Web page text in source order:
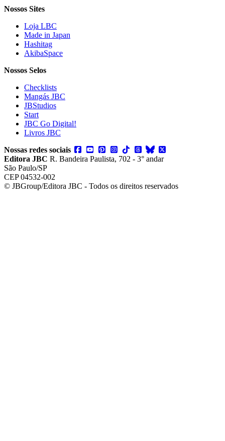
Nossos Sites
Loja LBC
Made in Japan
Hashitag
AkibaSpace
Nossos Selos
Checklists
Mangás JBC
JBStudios
Start
JBC Go Digital!
Livros JBC
Nossas redes sociais
Editora JBC R. Bandeira Paulista, 702 - 3° andar
São Paulo/SP
CEP 04532-002
© JBGroup/Editora JBC - Todos os direitos reservados